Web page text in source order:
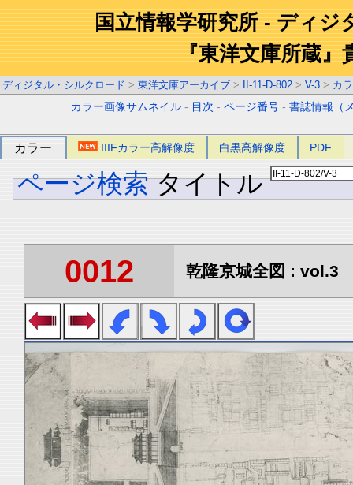
国立情報学研究所 - ディジ
『東洋文庫所蔵』
ディジタル・シルクロード > 東洋文庫アーカイブ > II-11-D-802 > V-3 > カ
カラー画像サムネイル - 目次 -ページ番号 -書誌情報（
カラー IIIFカラー高解像度 白黒高解像度 PDF
ページ検索 タイトル
0012 乾隆京城全図 : vol.3